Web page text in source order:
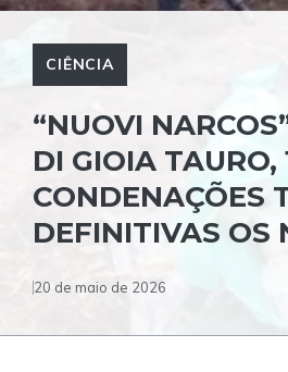
CIÊNCIA
“NUOVI
DI GIOIA TAURO,
CONDENAÇÕES
DEFINITIVAS OS
20 de maio de 2026